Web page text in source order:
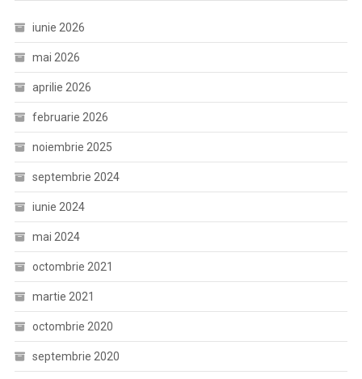
iunie 2026
mai 2026
aprilie 2026
februarie 2026
noiembrie 2025
septembrie 2024
iunie 2024
mai 2024
octombrie 2021
martie 2021
octombrie 2020
septembrie 2020